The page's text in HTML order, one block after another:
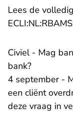
Lees de
Civiel - Mag
bank?
4 september -
een cliënt
deze vraag in